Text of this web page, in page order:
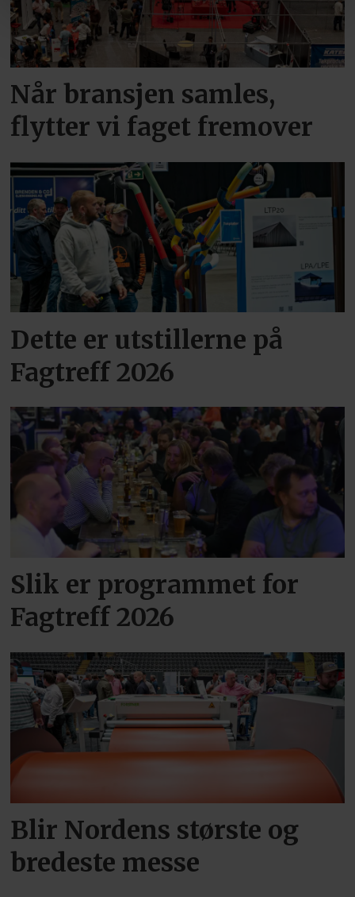
Når bransjen samles,
flytter vi faget fremover
Dette er utstillerne på
Fagtreff 2026
Slik er programmet for
Fagtreff 2026
Blir Nordens største og
bredeste messe